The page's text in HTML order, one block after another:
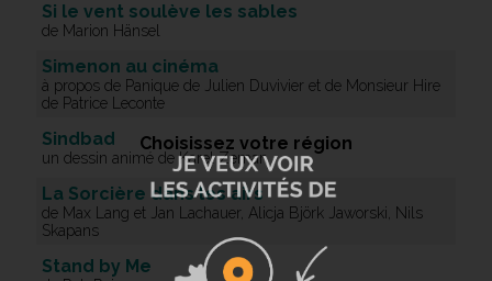
Si le vent soulève les sables
de Marion Hänsel
Simenon au cinéma
à propos de Panique de Julien Duvivier et de Monsieur Hire
de Patrice Leconte
Sindbad
un dessin animé de Karel Zeman
La Sorcière dans les airs
de Max Lang et Jan Lachauer, Alicja Björk Jaworski, Nils
Skapans
Stand by Me
Choisissez votre région